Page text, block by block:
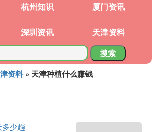
杭州知识 厦门资讯
深圳资讯 天津资料
搜索
资料 » 天津种植什么赚钱
多少趟